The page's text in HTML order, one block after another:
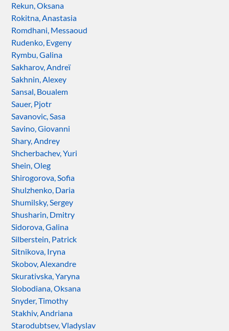
Rekun, Oksana
Rokitna, Anastasia
Romdhani, Messaoud
Rudenko, Evgeny
Rymbu, Galina
Sakharov, Andreï
Sakhnin, Alexey
Sansal, Boualem
Sauer, Pjotr
Savanovic, Sasa
Savino, Giovanni
Shary, Andrey
Shcherbachev, Yuri
Shein, Oleg
Shirogorova, Sofia
Shulzhenko, Daria
Shumilsky, Sergey
Shusharin, Dmitry
Sidorova, Galina
Silberstein, Patrick
Sitnikova, Iryna
Skobov, Alexandre
Skurativska, Yaryna
Slobodiana, Oksana
Snyder, Timothy
Stakhiv, Andriana
Starodubtsev, Vladyslav